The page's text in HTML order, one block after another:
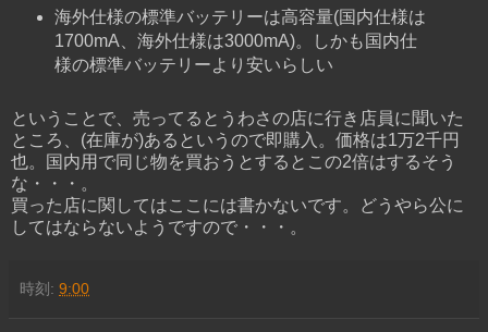
海外仕様の標準バッテリーは高容量(国内仕様は
1700mA、海外仕様は3000mA)。しかも国内仕
様の標準バッテリーより安いらしい
ということで、売ってるとうわさの店に行き店員に聞いた
ところ、(在庫が)あるというので即購入。価格は1万2千円
也。国内用で同じ物を買おうとするとこの2倍はするそう
な・・・。
買った店に関してはここには書かないです。どうやら公に
してはならないようですので・・・。
時刻: 9:00